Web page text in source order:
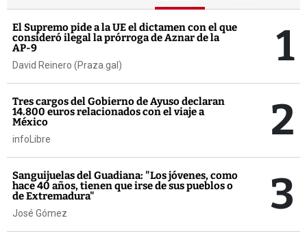
El Supremo pide a la UE el dictamen con el que
consideró ilegal la prórroga de Aznar de la
AP-9
David Reinero (Praza.gal) 1
Tres cargos del Gobierno de Ayuso declaran
14.800 euros relacionados con el viaje a
México
infoLibre 2
Sanguijuelas del Guadiana: "Los jóvenes, como
hace 40 años, tienen que irse de sus pueblos o
de Extremadura"
José Gómez 3